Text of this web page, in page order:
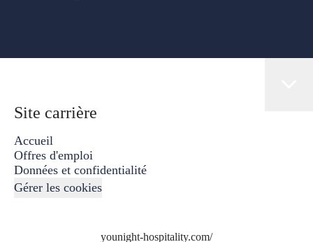
Site carrière
Accueil
Offres d'emploi
Données et confidentialité
Gérer les cookies
younight-hospitality.com/